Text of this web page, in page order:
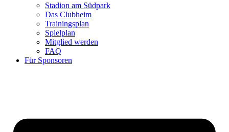
Stadion am Südpark
Das Clubheim
Trainingsplan
Spielplan
Mitglied werden
FAQ
Für Sponsoren